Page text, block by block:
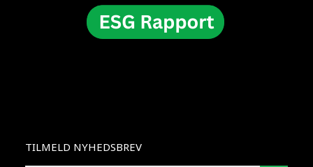
TILMELD NYHEDSBREV